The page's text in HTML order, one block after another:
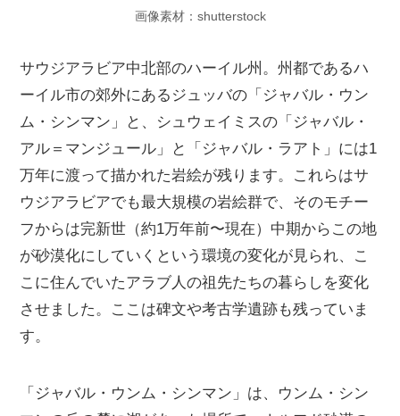
画像素材：shutterstock
サウジアラビア中北部のハーイル州。州都であるハ
ーイル市の郊外にあるジュッバの「ジャバル・ウン
ム・シンマン」と、シュウェイミスの「ジャバル・
アル＝マンジュール」と「ジャバル・ラアト」には1
万年に渡って描かれた岩絵が残ります。これらはサ
ウジアラビアでも最大規模の岩絵群で、そのモチー
フからは完新世（約1万年前〜現在）中期からこの地
が砂漠化にしていくという環境の変化が見られ、こ
こに住んでいたアラブ人の祖先たちの暮らしを変化
させました。ここは碑文や考古学遺跡も残っていま
す。
「ジャバル・ウンム・シンマン」は、ウンム・シン